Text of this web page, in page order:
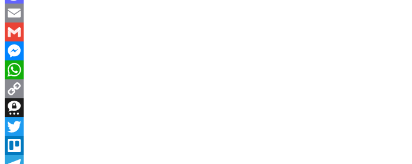
Mastodon
Email
Gmail
Messenger
WhatsApp
Copy
Link
Threema
Twitter